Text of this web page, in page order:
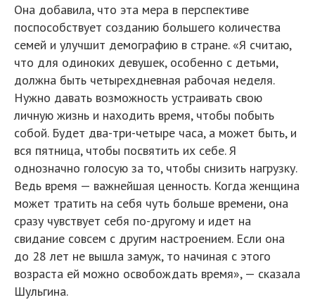
Она добавила, что эта мера в перспективе
поспособствует созданию большего количества
семей и улучшит демографию в стране. «Я считаю,
что для одиноких девушек, особенно с детьми,
должна быть четырехдневная рабочая неделя.
Нужно давать возможность устраивать свою
личную жизнь и находить время, чтобы побыть
собой. Будет два-три-четыре часа, а может быть, и
вся пятница, чтобы посвятить их себе. Я
однозначно голосую за то, чтобы снизить нагрузку.
Ведь время — важнейшая ценность. Когда женщина
может тратить на себя чуть больше времени, она
сразу чувствует себя по-другому и идет на
свидание совсем с другим настроением. Если она
до 28 лет не вышла замуж, то начиная с этого
возраста ей можно освобождать время», — сказала
Шульгина.